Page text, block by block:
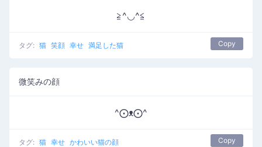
≧^◡^≦
タグ: 猫 笑顔 幸せ 満足した猫 Copy
微笑みの顔
^⨀ᴥ⨀^
タグ: 猫 幸せ かわいい猫の顔 Copy